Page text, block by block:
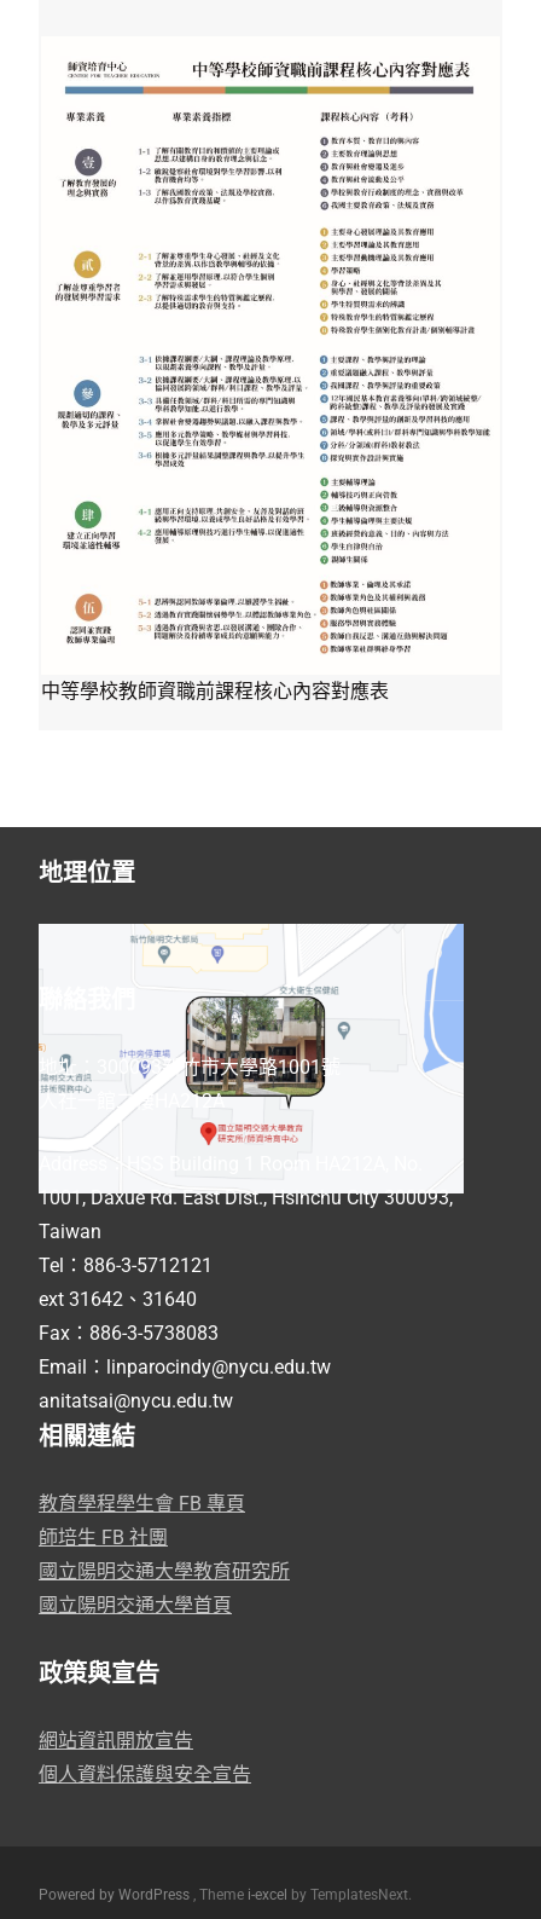
中等學校教師資職前課程核心內容對應表
地理位置
地址：300093新竹市大學路1001號
人社一館二樓HA212A
1001, Daxue Rd. East Dist., Hsinchu City 300093,
Taiwan
Tel：886-3-5712121
ext 31642、31640
Fax：886-3-5738083
Email：linparocindy@nycu.edu.tw
anitatsai@nycu.edu.tw
相關連結
教育學程學生會 FB 專頁
師培生 FB 社團
國立陽明交通大學教育研究所
國立陽明交通大學首頁
政策與宣告
網站資訊開放宣告
個人資料保護與安全宣告
Powered by WordPress , Theme i-excel by TemplatesNext.